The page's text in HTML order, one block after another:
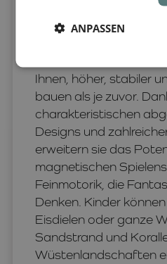
, das
stabile und feste Basis
Ihnen, höher, stabiler
bauen als je zuvor.
charakteristischen
Designs und
erweitern sie das
magnetischen
Feinmotorik, die
Denken. Kinder
Eisdielen oder ganze
Sandstrand und
Wüstenlandschaften
ANPASSEN